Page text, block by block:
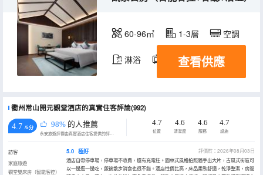
60-96㎡ 1-3層 空調
淋浴 電視機 冰箱
查看供應
衢州常山開元觀堂酒店的真實住客評論(992)
4.7 /5分 98% 的人推薦
永安旅遊評價由真實酒店住客提供的評價。
4.7
位置
4.6
清潔度
4.6
服務
4.7
設施
訪客
家庭旅遊
觀堂雙床房（智能客控）
5.0 極好
評價於：2026年08月03日
酒店自帶停車場，停車場不收費，還有充電柱。園林式風格拍照隨手出大片，古風式街區可
以一邊逛一邊吃，飯後散步消食也很不錯。酒店性價比高，床品柔軟舒適，乾淨整潔，房間